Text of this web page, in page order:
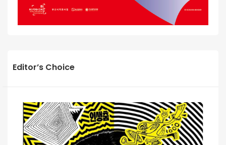
Editor’s Choice